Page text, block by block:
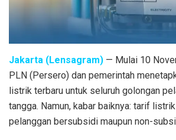
Jakarta (Lensagram) — Mulai 10
PLN (Persero) dan pemerintah
listrik terbaru untuk seluruh golongan
tangga. Namun, kabar baiknya: tarif
pelanggan bersubsidi maupun non-